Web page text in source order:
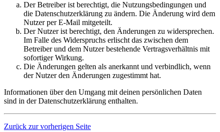
Der Betreiber ist berechtigt, die Nutzungsbedingungen und
die Datenschutzerklärung zu ändern. Die Änderung wird dem
Nutzer per E-Mail mitgeteilt.
Der Nutzer ist berechtigt, den Änderungen zu widersprechen.
Im Falle des Widerspruchs erlischt das zwischen dem
Betreiber und dem Nutzer bestehende Vertragsverhältnis mit
sofortiger Wirkung.
Die Änderungen gelten als anerkannt und verbindlich, wenn
der Nutzer den Änderungen zugestimmt hat.
Informationen über den Umgang mit deinen persönlichen Daten
sind in der Datenschutzerklärung enthalten.
Zurück zur vorherigen Seite